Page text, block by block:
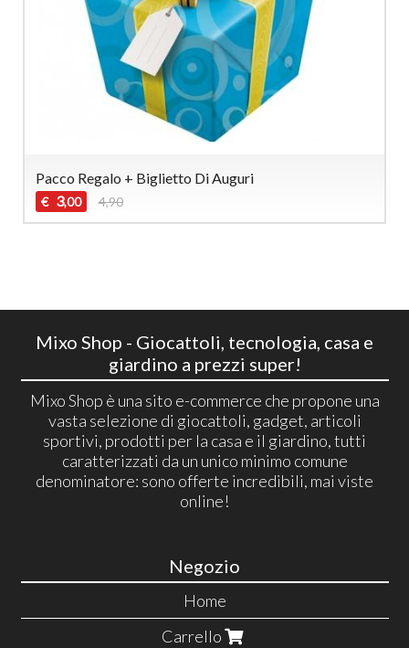
Pacco Regalo + Biglietto Di Auguri
€ 3,00 4,90
Mixo Shop - Giocattoli, tecnologia, casa e
giardino a prezzi super!
Mixo Shop è una sito e-commerce che propone una
vasta selezione di giocattoli, gadget, articoli
sportivi, prodotti per la casa e il giardino, tutti
caratterizzati da un unico minimo comune
denominatore: sono offerte incredibili, mai viste
online!
Negozio
Home
Carrello